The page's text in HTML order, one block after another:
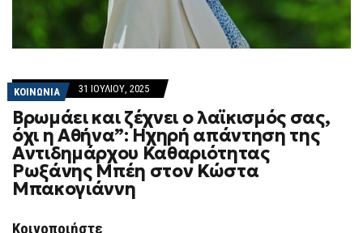
ΚΟΙΝΩΝΙΑ 31 ΙΟΥΛΊΟΥ, 2025
Βρωμάει και ζέχνει ο λαϊκισμός σας,
όχι η Αθήνα”: Ηχηρή απάντηση της
Αντιδημάρχου Καθαριότητας
Ρωξάνης Μπέη στον Κώστα
Μπακογιάννη
Κοινοποιήστε